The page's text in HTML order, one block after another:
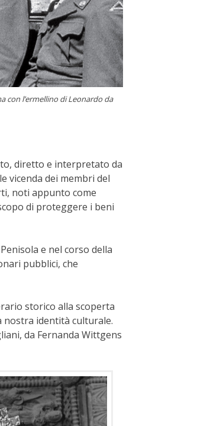
con l’ermellino di Leonardo da
diretto e interpretato da
vicenda dei membri del
noti appunto come
di proteggere i beni
e nel corso della
pubblici, che
storico alla scoperta
nostra identità culturale.
da Fernanda Wittgens